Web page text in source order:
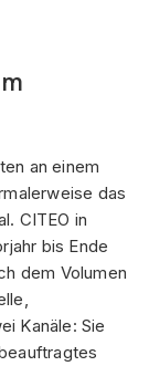
an einem
das
CITEO in
bis Ende
dem Volumen
Kanäle: Sie